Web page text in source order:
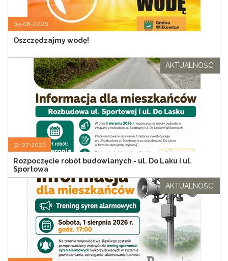
05-08-2026
Oszczędzajmy wodę!
31-07-2026
Rozpoczęcie robót budowlanych - ul. Do Laku i ul.
Sportowa
AKTUALNOŚCI
AKTUALNOŚCI